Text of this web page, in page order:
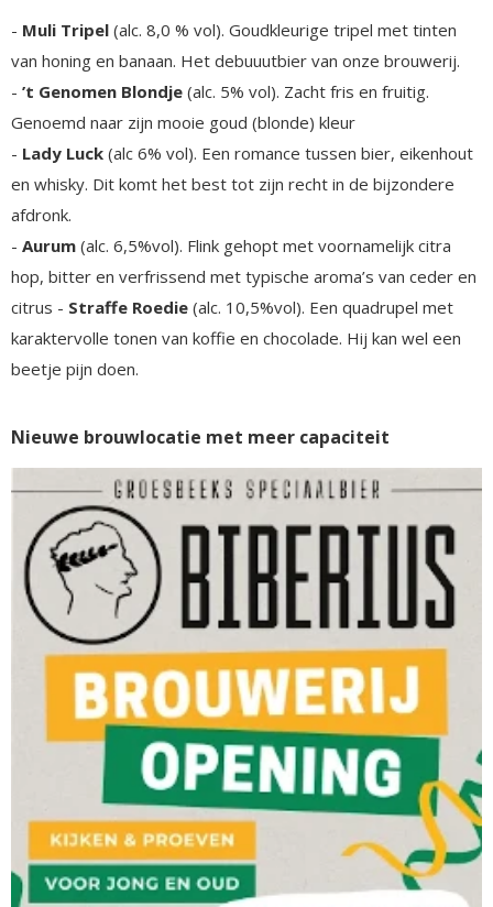
- Muli Tripel (alc. 8,0 % vol). Goudkleurige tripel met tinten
van honing en banaan. Het debuuutbier van onze brouwerij.
- ’t Genomen Blondje (alc. 5% vol). Zacht fris en fruitig.
Genoemd naar zijn mooie goud (blonde) kleur
- Lady Luck (alc 6% vol). Een romance tussen bier, eikenhout
en whisky. Dit komt het best tot zijn recht in de bijzondere
afdronk.
- Aurum (alc. 6,5%vol). Flink gehopt met voornamelijk citra
hop, bitter en verfrissend met typische aroma’s van ceder en
citrus - Straffe Roedie (alc. 10,5%vol). Een quadrupel met
karaktervolle tonen van koffie en chocolade. Hij kan wel een
beetje pijn doen.
Nieuwe brouwlocatie met meer capaciteit